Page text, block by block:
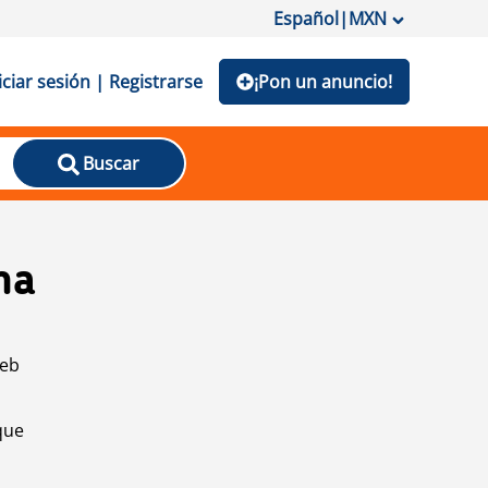
Español|MXN
sesión | Registrarse ¡Pon un anuncio!
Buscar